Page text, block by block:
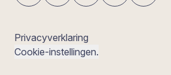
Privacyverklaring
Cookie-instellingen.